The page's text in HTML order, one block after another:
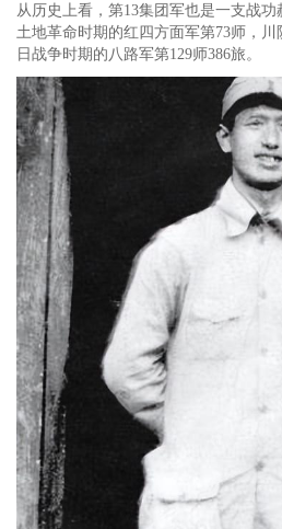
从历史上看，第13集团军也是一支战
土地革命时期的红四方面军第73师，
日战争时期的八路军第129师386旅。